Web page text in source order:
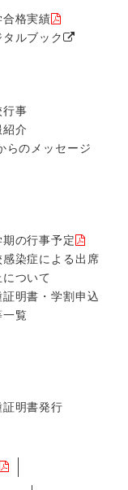
合格実績
タルブック
行事
紹介
らのメッセージ
期の行事予定
感染症による出席
について
証明書・学割申込
一覧
証明書発行